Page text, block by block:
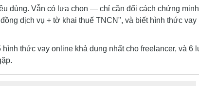
dùng. Vẫn có lựa chọn — chỉ cần đổi cách chứng
dịch vụ + tờ khai thuế TNCN", và biết hình thức vay
thức vay online khả dụng nhất cho freelancer, và 6